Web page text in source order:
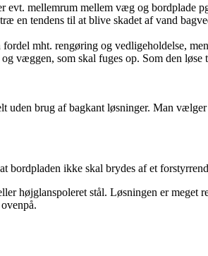
mellemrum mellem væg og bordplade
en tendens til at blive skadet af vand
mht. rengøring og vedligeholdelse,
væggen, som skal fuges op. Som den
brug af bagkant løsninger. Man
bordpladen ikke skal brydes af et
højglanspoleret stål. Løsningen er meget